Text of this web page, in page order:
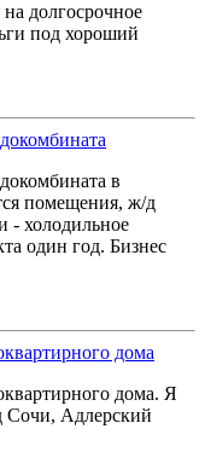
долгосрочное
под хороший
в
помещения, ж/д
- холодильное
один год. Бизнес
дома
дома. Я
Сочи, Адлерский